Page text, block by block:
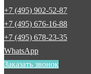
+7 (495) 902-52-87
+7 (495) 676-16-88
+7 (495) 678-23-35
WhatsApp
Заказать звонок